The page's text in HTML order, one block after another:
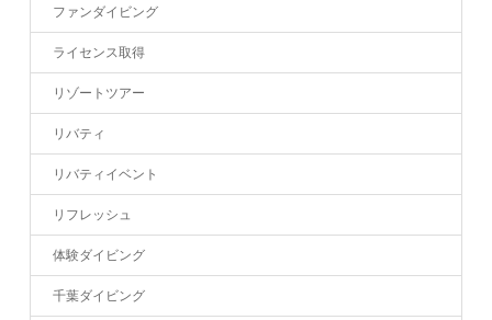
ファンダイビング
ライセンス取得
リゾートツアー
リバティ
リバティイベント
リフレッシュ
体験ダイビング
千葉ダイビング